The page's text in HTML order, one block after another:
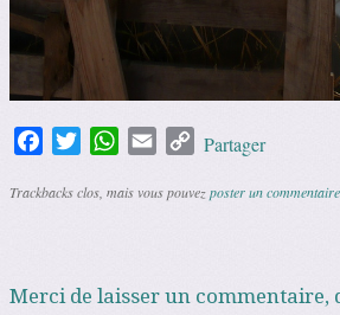
FacebookTwitterWhatsApp
Email Copy
Partager
Trackbacks clos, mais vous pouvezposter un commentaire
Merci de laisser un